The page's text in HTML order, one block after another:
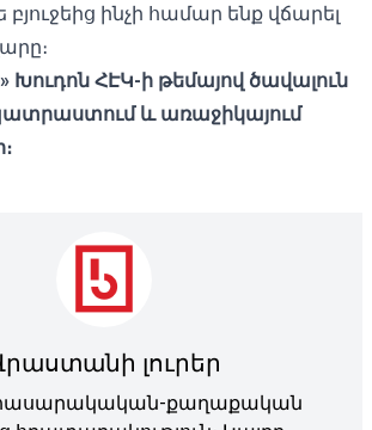
ինչի համար ենք վճարել
Խուդոն ՀԷԿ-ի թեմայով ծավալուն
և առաջիկայում
։
լուրեր
քաղաքական